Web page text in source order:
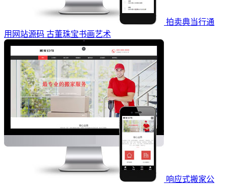
拍卖典当行通
用网站源码 古董珠宝书画艺术
响应式搬家公